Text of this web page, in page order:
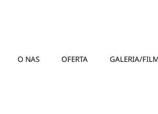
O NAS OFERTA GALERIA/